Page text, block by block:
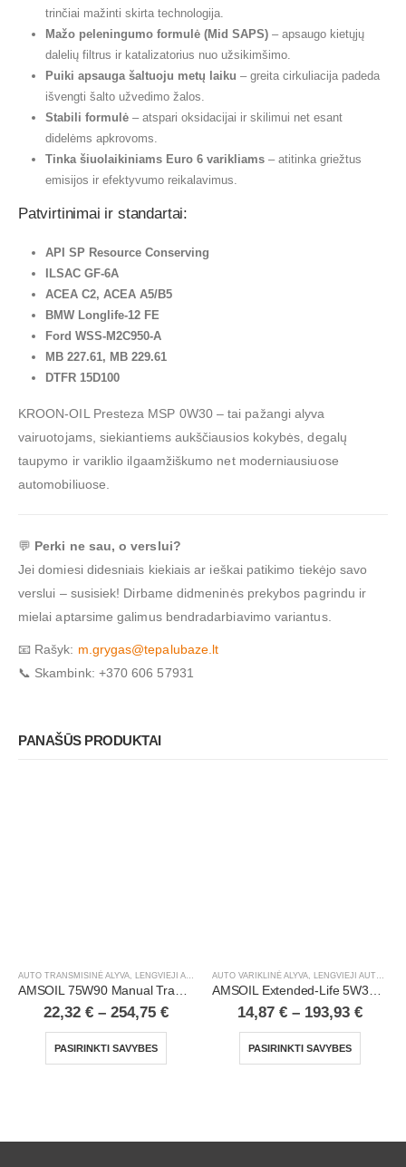
trinčiai mažinti skirta technologija.
Mažo peleningumo formulė (Mid SAPS)– apsaugo kietųjų
dalelių filtrus ir katalizatorius nuo užsikimšimo.
Puiki apsauga šaltuoju metų laiku – greita cirkuliacija padeda
išvengti šalto užvedimo žalos.
Stabili formulė– atspari oksidacijai ir skilimui net esant
didelėms apkrovoms.
Tinka šiuolaikiniams Euro 6 varikliams– atitinka griežtus
emisijos ir efektyvumo reikalavimus.
Patvirtinimai ir standartai:
API SP Resource Conserving
ILSAC GF-6A
ACEA C2, ACEA A5/B5
BMW Longlife-12 FE
Ford WSS-M2C950-A
MB 227.61, MB 229.61
DTFR 15D100
KROON-OIL Presteza MSP 0W30 – tai pažangi alyva
vairuotojams, siekiantiems aukščiausios kokybės, degalų
taupymo ir variklio ilgaamžiškumo net moderniausiuose
automobiliuose.
💬 Perki ne sau, o verslui?
Jei domiesi didesniais kiekiais ar ieškai patikimo tiekėjo savo
verslui – susisiek! Dirbame didmeninės prekybos pagrindu ir
mielai aptarsime galimus bendradarbiavimo variantus.
📧 Rašyk: m.grygas@tepalubaze.lt
📞 Skambink: +370 606 57931
PANAŠŪS PRODUKTAI
AUTO TRANSMISINĖ ALYVA, LENGVIEJI AUTOMOBILIAI
AMSOIL 75W90 Manual Transmission & Transaxle Gear Lube
22,32 € – 254,75 €
PASIRINKTI SAVYBES
AUTO VARIKLINĖ ALYVA, LENGVIEJI AUTOMOBILIAI
AMSOIL Extended-Life 5W30 100% Synthetic Motor Oil
14,87 € – 193,93 €
PASIRINKTI SAVYBES